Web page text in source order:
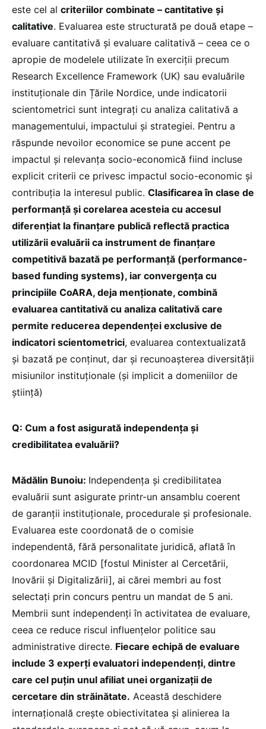
este cel al criteriilor combinate – cantitative și
calitative. Evaluarea este structurată pe două etape –
evaluare cantitativă și evaluare calitativă – ceea ce o
apropie de modelele utilizate în exerciții precum
Research Excellence Framework (UK) sau evaluările
instituționale din Țările Nordice, unde indicatorii
scientometrici sunt integrați cu analiza calitativă a
managementului, impactului și strategiei. Pentru a
răspunde nevoilor economice se pune accent pe
impactul și relevanța socio-economică fiind incluse
explicit criterii ce privesc impactul socio-economic și
contribuția la interesul public. Clasificarea în clase de
performanță și corelarea acesteia cu accesul
diferențiat la finanțare publică reflectă practica
utilizării evaluării ca instrument de finanțare
competitivă bazată pe performanță (performance-
based funding systems), iar convergența cu
principiile CoARA, deja menționate, combină
evaluarea cantitativă cu analiza calitativă care
permite reducerea dependenței exclusive de
indicatori scientometrici, evaluarea contextualizată
și bazată pe conținut, dar și recunoașterea diversității
misiunilor instituționale (și implicit a domeniilor de
știință)
Q: Cum a fost asigurată independența și
credibilitatea evaluării?
Mădălin Bunoiu: Independența și credibilitatea
evaluării sunt asigurate printr-un ansamblu coerent
de garanții instituționale, procedurale și profesionale.
Evaluarea este coordonată de o comisie
independentă, fără personalitate juridică, aflată în
coordonarea MCID [fostul Minister al Cercetării,
Inovării și Digitalizării], ai cărei membri au fost
selectați prin concurs pentru un mandat de 5 ani.
Membrii sunt independenți în activitatea de evaluare,
ceea ce reduce riscul influențelor politice sau
administrative directe. Fiecare echipă de evaluare
include 3 experți evaluatori independenți, dintre
care cel puțin unul afiliat unei organizații de
cercetare din străinătate. Această deschidere
internațională crește obiectivitatea și alinierea la